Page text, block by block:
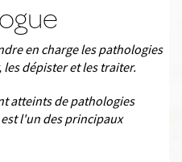
en charge les pathologies
dépister et les traiter.
atteints de pathologies
l'un des principaux